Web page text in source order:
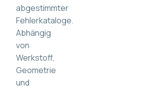
abgestimmter
Fehlerkataloge.
Abhängig
von
Werkstoff,
Geometrie
und